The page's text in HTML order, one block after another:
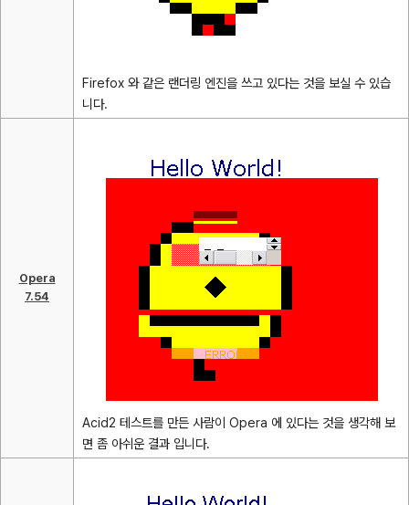
Firefox 와 같은 랜더링 엔진을 쓰고 있다는 것을 보실 수 있습
니다.
Opera
7.54
Acid2 테스트를 만든 사람이 Opera 에 있다는 것을 생각해 보
면 좀 아쉬운 결과 입니다.